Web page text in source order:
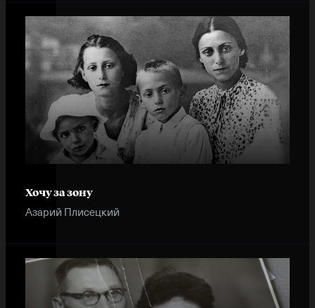
Instagram
X Facebook
YouTube
Хочу за зону
Азарий Плисецкий